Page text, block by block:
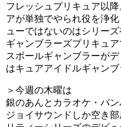
フレッシュプリキュア以
アが単独でやられ役を浄
ューではないのはシリー
ギャンブラーズプリキュ
スボールギャンブラーが
はキュアアイドルギャン
＞今週の木曜は
銀のあんとカラオケ・バ
ジョイサウンドしか空き